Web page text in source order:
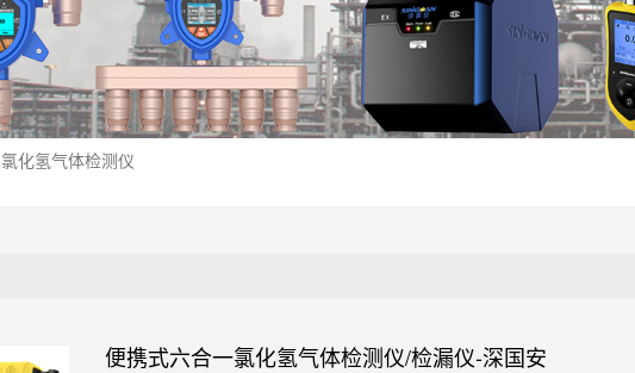
氯化氢气体检测仪
便携式六合一氯化氢气体检测仪/检漏仪-深国安